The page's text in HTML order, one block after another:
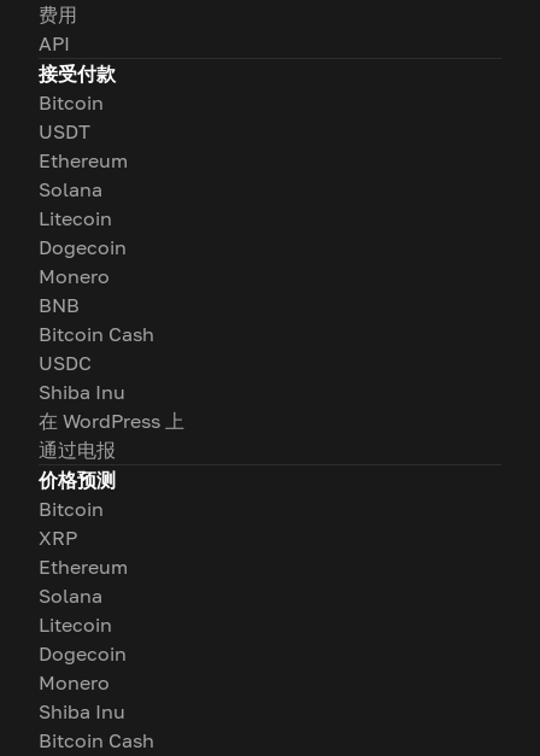
费用
API
接受付款
Bitcoin
USDT
Ethereum
Solana
Litecoin
Dogecoin
Monero
BNB
Bitcoin Cash
USDC
Shiba Inu
在 WordPress 上
通过电报
价格预测
Bitcoin
XRP
Ethereum
Solana
Litecoin
Dogecoin
Monero
Shiba Inu
Bitcoin Cash